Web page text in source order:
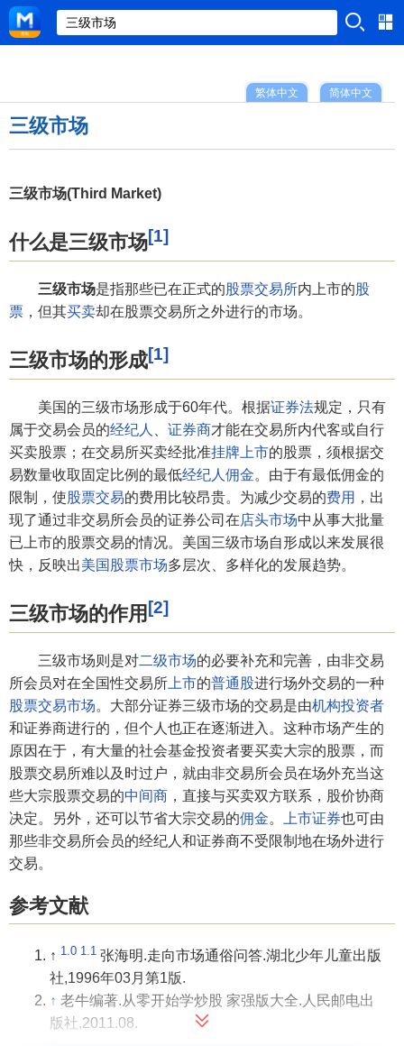
简体中文
繁体中文
三级市场
三级市场(Third Market)
什么是三级市场[1]
三级市场是指那些已在正式的股票交易所内上市的股
票 ，但其买卖却在股票交易所之外进行的市场。
三级市场的形成[1]
美国的三级市场形成于60年代。根据证券法规定，只有
属于交易会员的经纪人 证券商才能在交易所内代客或自行
买卖股票；在交易所买卖经批准挂牌上市的股票，须根据交
易数量收取固定比例的最低经纪人佣金。由于有最低佣金的
限制，使股票交易的费用比较昂贵。为减少交易的费用 ，出
现了通过非交易所会员的证券公司在店头市场中从事大批量
已上市的股票交易的情况。美国三级市场自形成以来发展很
快，反映出美国股票市场多层次、多样化的发展趋势。
三级市场的作用 [2]
三级市场则是对二级市场的必要补充和完善，由非交易
所会员对在全国性交易所 上市的普通股进行场外交易的一种
股票交易市场。大部分证券三级市场的交易是由机构投资者
和证券商进行的，但个人也正在逐渐进入。这种市场产生的
原因在于，有大量的社会基金投资者要买卖大宗的股票，而
股票交易所难以及时过户，就由非交易所会员在场外充当这
些大宗股票交易的中间商 ，直接与买卖双方联系，股价协商
决定。另外，还可以节省大宗交易的佣金。 上市证券也可由
那些非交易所会员的经纪人和证券商不受限制地在场外进行
交易。
参考文献
↑ 1.0 1.1 张海明.走向市场通俗问答.湖北少年儿童出版
社,1996年03月第1版.
↑ 老牛编著.从零开始学炒股 家强版大全.人民邮电出
版社,2011.08.